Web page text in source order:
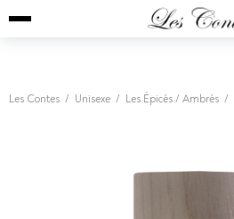
Les Contes / Unisexe / Les Épicés / Ambrés /